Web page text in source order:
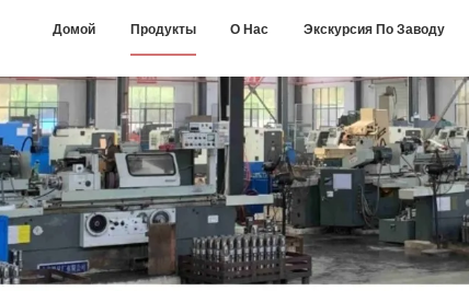
Домой Продукты О Нас Экскурсия По Заводу